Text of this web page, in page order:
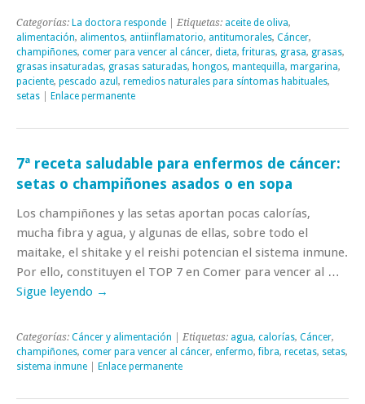
Categorías: La doctora responde | Etiquetas: aceite de oliva,
alimentación, alimentos, antiinflamatorio, antitumorales, Cáncer,
champiñones, comer para vencer al cáncer, dieta,frituras, grasa, grasas,
grasas insaturadas, grasas saturadas, hongos, mantequilla, margarina,
paciente, pescado azul , remedios naturales para síntomas habituales,
setas
Enlace permanente
7ª receta saludable para enfermos de cáncer:
setas o champiñones asados o en sopa
Los champiñones y las setas aportan pocas calorías,
mucha fibra y agua, y algunas de ellas, sobre todo el
maitake, el shitake y el reishi potencian el sistema inmune.
Por ello, constituyen el TOP 7 en Comer para vencer al …
Sigue leyendo →
Categorías: Cáncer y alimentación | Etiquetas: agua, calorías, Cáncer,
champiñones, comer para vencer al cáncer, enfermo,fibra, recetas, setas,
sistema inmune
Enlace permanente